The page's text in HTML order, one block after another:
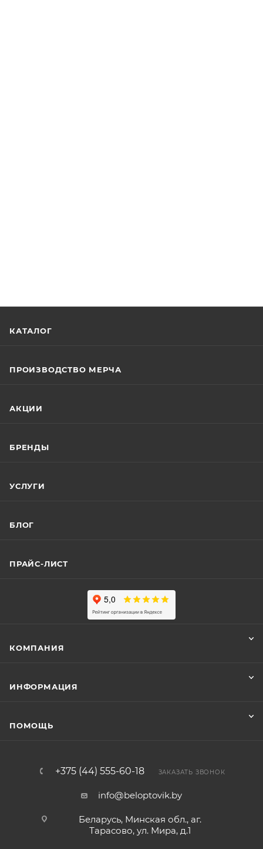
КАТАЛОГ
ПРОИЗВОДСТВО МЕРЧА
АКЦИИ
БРЕНДЫ
УСЛУГИ
БЛОГ
ПРАЙС-ЛИСТ
КОМПАНИЯ
ИНФОРМАЦИЯ
ПОМОЩЬ
+375 (44) 555-60-18 ЗАКАЗАТЬ ЗВОНОК
info@beloptovik.by
Беларусь, Минская обл., аг.
Тарасово, ул. Мира, д.1